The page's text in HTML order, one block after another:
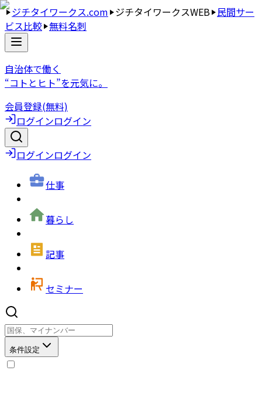
ジチタイワークス.com ジチタイワークスWEB 民間サー
ビス比較 無料名刺
自治体で働く
“コトとヒト”を元気に。
会員登録(無料)
ログインログイン
ログインログイン
仕事
暮らし
記事
セミナー
条件設定